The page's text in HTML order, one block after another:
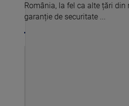
România, la fel ca alte țări din
garanție de securitate ...